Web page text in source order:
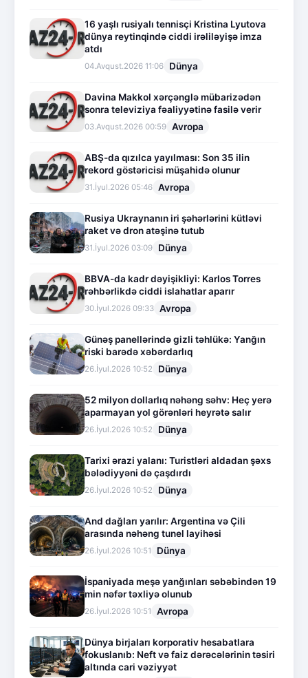
16 yaşlı rusiyalı tennisçi Kristina Lyutova
dünya reytinqində ciddi irəliləyişə imza
atdı
04.Avqust.2026 11:06 Dünya
Davina Makkol xərçənglə mübarizədən
sonra televiziya fəaliyyətinə fasilə verir
03.Avqust.2026 00:59 Avropa
ABŞ-da qızılca yayılması: Son 35 ilin
rekord göstəricisi müşahidə olunur
31.İyul.2026 05:46 Avropa
Rusiya Ukraynanın iri şəhərlərini kütləvi
raket və dron atəşinə tutub
31.İyul.2026 03:09 Dünya
BBVA-da kadr dəyişikliyi: Karlos Torres
rəhbərlikdə ciddi islahatlar aparır
30.İyul.2026 09:33 Avropa
Günəş panellərində gizli təhlükə: Yanğın
riski barədə xəbərdarlıq
26.İyul.2026 10:52 Dünya
52 milyon dollarlıq nəhəng səhv: Heç yerə
aparmayan yol görənləri heyrətə salır
26.İyul.2026 10:52 Dünya
Tarixi ərazi yalanı: Turistləri aldadan şəxs
bələdiyyəni də çaşdırdı
26.İyul.2026 10:52 Dünya
And dağları yarılır: Argentina və Çili
arasında nəhəng tunel layihəsi
26.İyul.2026 10:51 Dünya
İspaniyada meşə yanğınları səbəbindən 19
min nəfər təxliyə olunub
26.İyul.2026 10:51 Avropa
Dünya birjaları korporativ hesabatlara
fokuslanıb: Neft və faiz dərəcələrinin təsiri
altında cari vəziyyət